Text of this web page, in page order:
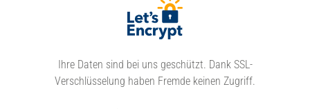
Ihre Daten sind bei uns geschützt. Dank SSL-
Verschlüsselung haben Fremde keinen Zugriff.